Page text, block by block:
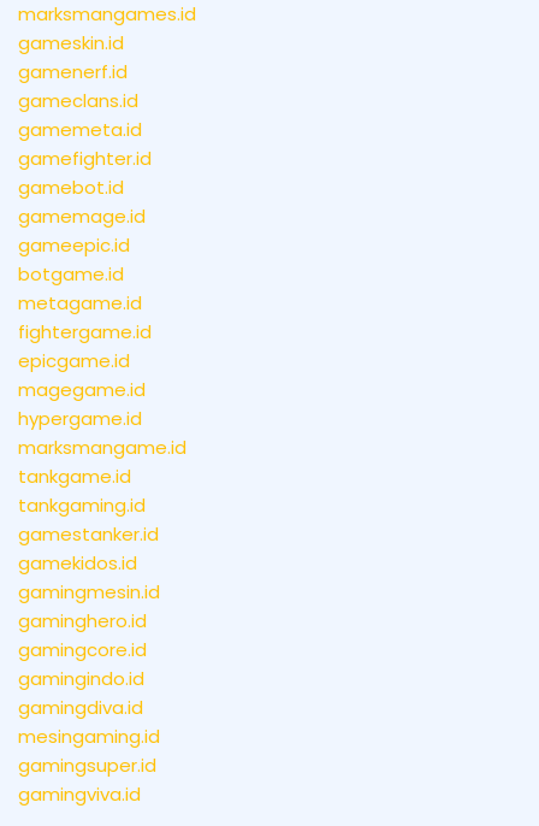
marksmangames.id
gameskin.id
gamenerf.id
gameclans.id
gamemeta.id
gamefighter.id
gamebot.id
gamemage.id
gameepic.id
botgame.id
metagame.id
fightergame.id
epicgame.id
magegame.id
hypergame.id
marksmangame.id
tankgame.id
tankgaming.id
gamestanker.id
gamekidos.id
gamingmesin.id
gaminghero.id
gamingcore.id
gamingindo.id
gamingdiva.id
mesingaming.id
gamingsuper.id
gamingviva.id